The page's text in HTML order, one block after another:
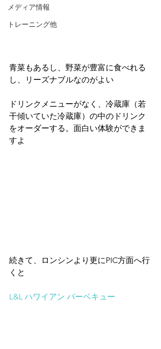
メディア情報
トレーニング他
青菜もあるし、野菜が豊富に食べれる
し、リーズナブルなのがよい
ドリンクメニューがなく、冷蔵庫（若
干傾いていた冷蔵庫）の中のドリンク
をオーダーする。面白い体験ができま
すよ
続きて、ロンシンより更にPIC方面へ行
くと
L&L ハワイアン バーベキュー